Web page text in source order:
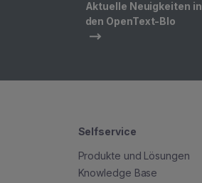
Aktuelle Neuigkeiten in
den OpenText-Blo
Selfservice
Produkte und Lösungen
Knowledge Base